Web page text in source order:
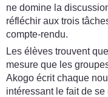
ne domine la
réfléchir aux trois
compte-rendu.
Les élèves trouvent
mesure que les
Akogo écrit chaque
intéressant le fait de